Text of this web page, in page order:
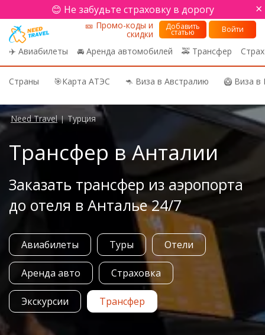
😊 Не забудьте страховку в дорогу ×
✈️ Авиабилеты 🚘 Аренда автомобилей 🚕 Трансфер
🎫 Промо-коды и
скидки
Добавить
статью Войти
Страны 🎯Карта АТЭС 🦘 Виза в Австралию 🥝 Виза
Need Travel | Турция
Трансфер в Анталии
Заказать трансфер из аэропорта
до отеля в Анталье 24/7
Авиабилеты Туры Отели
Аренда авто Страховка
Экскурсии Трансфер